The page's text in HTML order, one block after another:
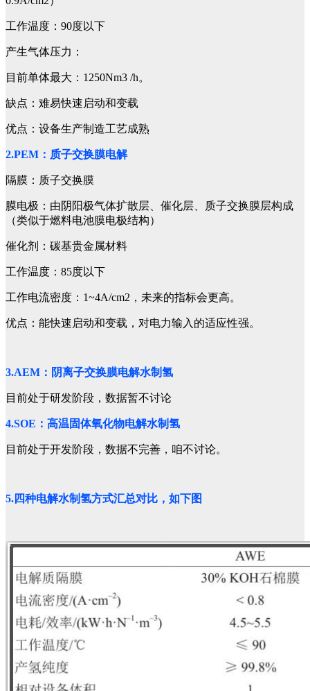
工作温度：90度以下
产生气体压力：
目前单体最大：1250Nm3 /h。
缺点：难易快速启动和变载
优点：设备生产制造工艺成熟
2.PEM：质子交换膜电解
隔膜：质子交换膜
膜电极：由阴阳极气体扩散层、催化层、质子交换膜层构成
（类似于燃料电池膜电极结构）
催化剂：碳基贵金属材料
工作温度：85度以下
工作电流密度：1~4A/cm2，未来的指标会更高。
优点：能快速启动和变载，对电力输入的适应性强。
3.AEM：阴离子交换膜电解水制氢
目前处于研发阶段，数据暂不讨论
4.SOE：高温固体氧化物电解水制氢
目前处于开发阶段，数据不完善，咱不讨论。
5.四种电解水制氢方式汇总对比，如下图